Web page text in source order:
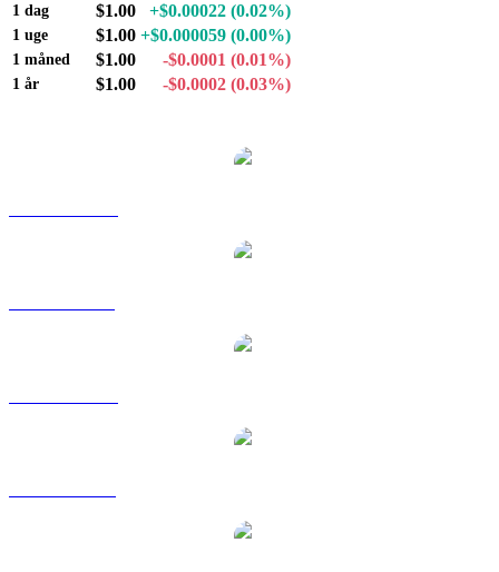
1 dag $1.00 +$0.00022 (0.02%)
1 uge $1.00 +$0.000059 (0.00%)
1 måned $1.00 -$0.0001 (0.01%)
1 år $1.00 -$0.0002 (0.03%)